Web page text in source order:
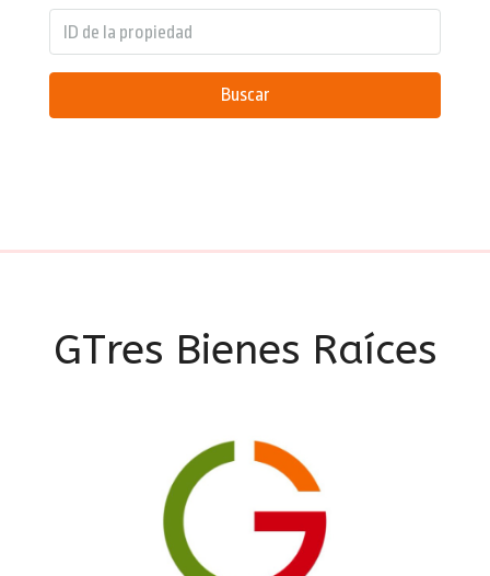
Buscar
GTres Bienes Raíces